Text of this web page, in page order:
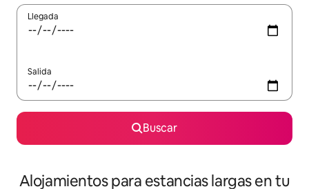
Llegada
Salida
Buscar
Alojamientos para estancias largas en tu